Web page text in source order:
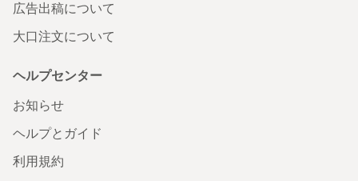
広告出稿について
大口注文について
ヘルプセンター
お知らせ
ヘルプとガイド
利用規約